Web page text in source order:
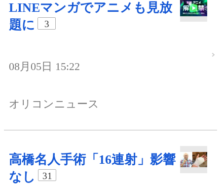
LINEマンガでアニメも見放
題に
3
08月05日 15:22
オリコンニュース
高橋名人手術「16連射」影響
なし
31